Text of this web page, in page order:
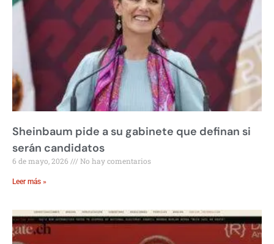
Sheinbaum pide a su gabinete que definan si
serán candidatos
6 de mayo, 2026 No hay comentarios
Leer más »